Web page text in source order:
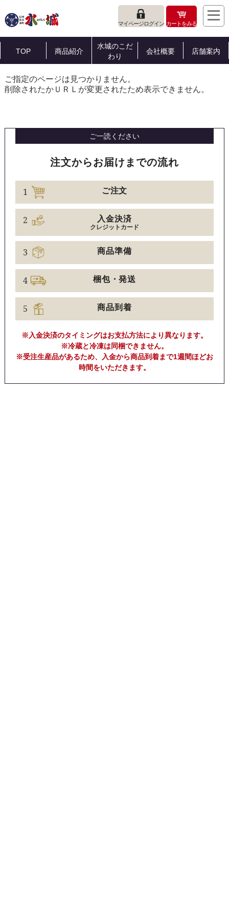
マイページログイン カートをみる
TOP 商品紹介
水城のこだ
わり
会社概要 店舗案内
ご指定のページは見つかりません。
削除されたかＵＲＬが変更されたため表示できません。
ご一読ください
注文からお届けまでの流れ
1 ご注文
2 入金決済
クレジットカード
3 商品準備
4 梱包・発送
5 商品到着
※入金決済のタイミングはお支払方法により異なります。
※冷蔵と冷凍は同梱できません。
※受注生産品があるため、入金から商品到着まで1週間ほどお
時間をいただきます。